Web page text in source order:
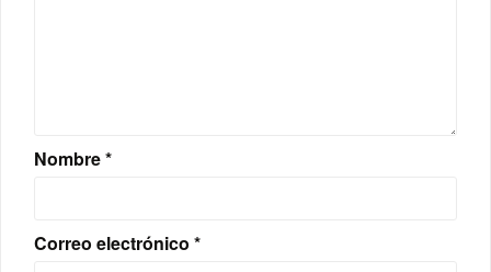
Nombre*
Correo electrónico *